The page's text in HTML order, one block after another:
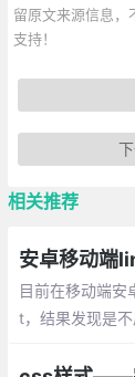
留原文来源信息，
支持！
相关推荐
目前在移动端
t，结果发现是